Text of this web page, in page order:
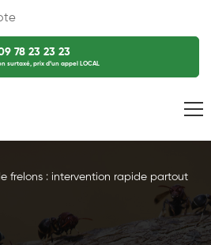
78 23 23 23
surtaxé, prix d’un appel LOCAL
frelons : intervention rapide partout